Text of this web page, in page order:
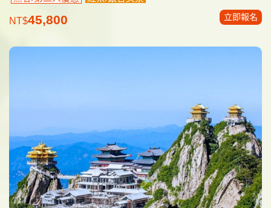
NT$45,800 立即報名